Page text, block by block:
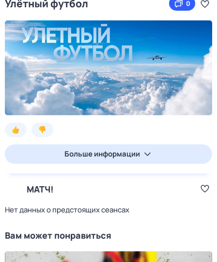
Улётный футбол 0
Больше информации
МАТЧ!
Нет данных о предстоящих сеансах
Вам может понравиться